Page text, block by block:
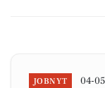
JOBNYT 04-